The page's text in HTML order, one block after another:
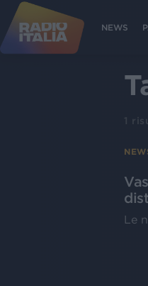
NEWS
1
Le